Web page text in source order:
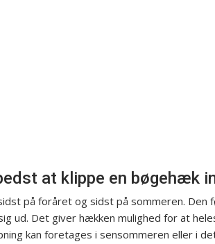
at klippe en bøgehæk
på foråret og sidst på sommeren. Den
ud. Det giver hækken mulighed for at
kan foretages i sensommeren eller i